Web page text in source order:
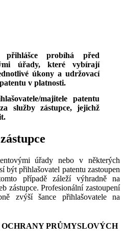
probíhá před
úřady, které vybírají
úkony a udržovací
v platnosti.
majitele patentu
služby zástupce, jejichž
úřady nebo v některých
být přihlašovatel patentu zastoupen
případě záleží výhradně na
zástupce. Profesionální zastoupení
zvýší šance přihlašovatele na
PRŮMYSLOVÝCH